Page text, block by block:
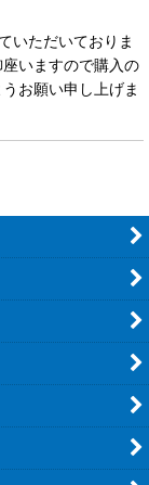
いただいておりま
いますので購入の
お願い申し上げま